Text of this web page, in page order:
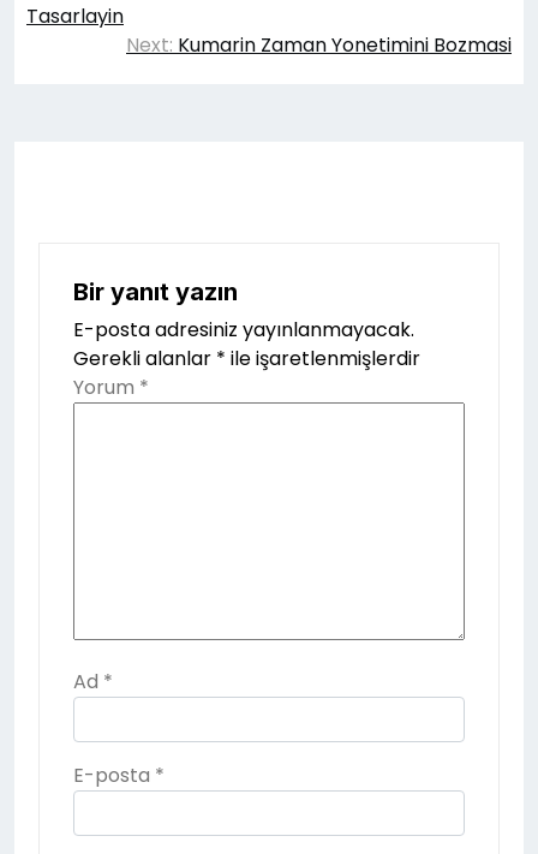
gezinmesi
Tasarlayin
Next: Kumarin Zaman Yonetimini Bozmasi
Bir yanıt yazın
E-posta adresiniz yayınlanmayacak.
Gerekli alanlar * ile işaretlenmişlerdir
Yorum *
Ad *
E-posta *